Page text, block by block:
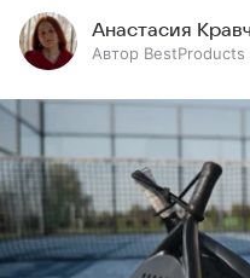
Анастасия
Автор BestProducts